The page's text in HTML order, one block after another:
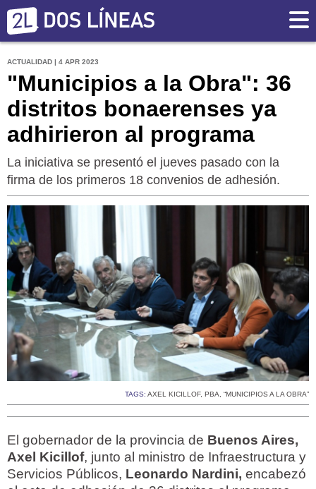
ACTUALIDAD | 4 APR 2023
"Municipios a la Obra": 36
distritos bonaerenses ya
adhirieron al programa
La iniciativa se presentó el jueves pasado con la
firma de los primeros 18 convenios de adhesión.
TAGS: AXEL KICILLOF, PBA, “MUNICIPIOS A LA OBRA”
El gobernador de la provincia de Buenos Aires,
Axel Kicillof, junto al ministro de Infraestructura y
Servicios Públicos, Leonardo Nardini, encabezó